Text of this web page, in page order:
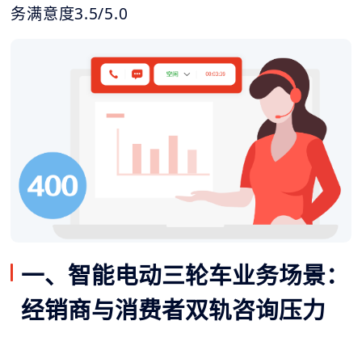
务满意度3.5/5.0
一、智能电动三轮车业务场景：
经销商与消费者双轨咨询压力